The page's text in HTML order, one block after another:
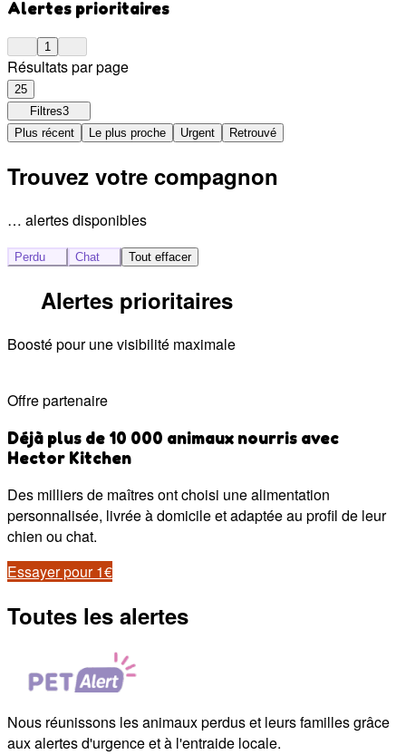
Alertes prioritaires
1
Résultats par page
25
Filtres3
Plus récent
Le plus proche Urgent Retrouvé
Trouvez votre compagnon
… alertes disponibles
Perdu Chat Tout effacer
Alertes prioritaires
Boosté pour une visibilité maximale
Offre partenaire
Déjà plus de 10 000 animaux nourris avec
Hector Kitchen
Des milliers de maîtres ont choisi une alimentation
personnalisée, livrée à domicile et adaptée au profil de leur
chien ou chat.
Essayer pour 1€
Toutes les alertes
Nous réunissons les animaux perdus et leurs familles grâce
aux alertes d'urgence et à l'entraide locale.